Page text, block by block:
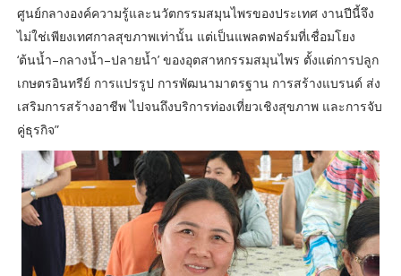
ศูนย์กลางองค์ความรู้และนวัตกรรมสมุนไพรของประเทศ งานปีนี้จึง
ไม่ใช่เพียงเทศกาลสุขภาพเท่านั้น แต่เป็นแพลตฟอร์มที่เชื่อมโยง
‘ต้นน้ำ–กลางน้ำ–ปลายน้ำ’ ของอุตสาหกรรมสมุนไพร ตั้งแต่การปลูก
เกษตรอินทรีย์ การแปรรูป การพัฒนามาตรฐาน การสร้างแบรนด์ ส่ง
เสริมการสร้างอาชีพ ไปจนถึงบริการท่องเที่ยวเชิงสุขภาพ และการจับ
คู่ธุรกิจ”